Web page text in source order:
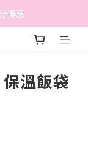
地區除外)
優惠
地區除外)
溫飯袋